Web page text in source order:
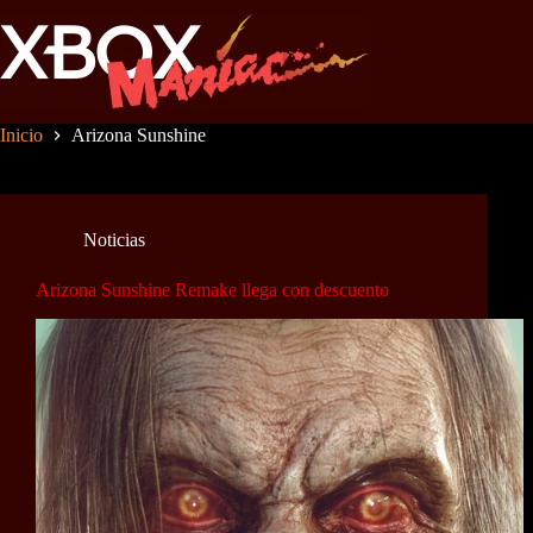
al
contenido
Inicio Arizona Sunshine
Noticias
Arizona Sunshine Remake llega con descuento